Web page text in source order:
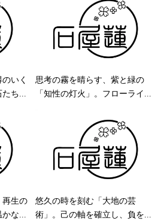
いく
たち...
思考の霧を晴らす、紫と緑の
「知性の灯火」。フローライ...
再生の
な...
悠久の時を刻む「大地の芸
術」。己の軸を確立し、負を...